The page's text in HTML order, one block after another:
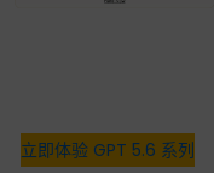
立即体验 GPT 5.6 系列